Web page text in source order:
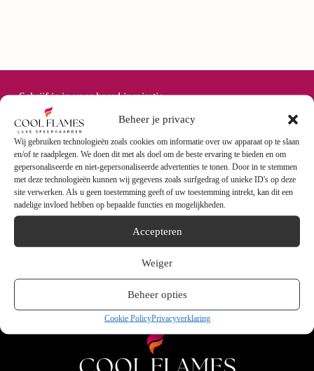
Beheer je privacy
Wij gebruiken technologieën zoals cookies om informatie over uw apparaat op te slaan
en/of te raadplegen. We doen dit met als doel om de beste ervaring te bieden en om
gepersonaliseerde en niet-gepersonaliseerde advertenties te tonen. Door in te stemmen
met deze technologieën kunnen wij gegevens zoals surfgedrag of unieke ID's op deze
site verwerken. Als u geen toestemming geeft of uw toestemming intrekt, kan dit een
nadelige invloed hebben op bepaalde functies en mogelijkheden.
Accepteren
Weiger
Beheer opties
Cookie PolicyPrivacyverklaring
Schrijf je in voor haard inspiratie
Abonneren